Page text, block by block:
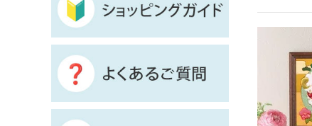
新着商品
診断チャート
ジャンルで選ぶ